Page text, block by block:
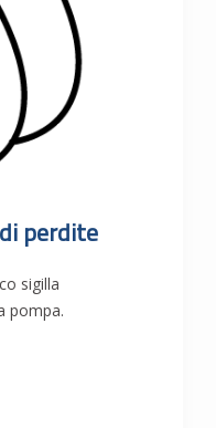
perdite
sigilla
pompa.